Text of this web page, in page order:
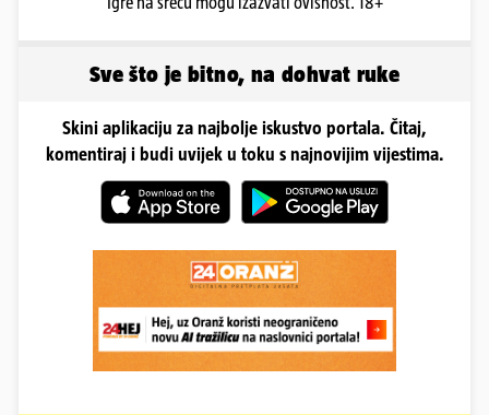
Sve što je bitno, na dohvat ruke
Skini aplikaciju za najbolje iskustvo portala. Čitaj,
komentiraj i budi uvijek u toku s najnovijim vijestima.